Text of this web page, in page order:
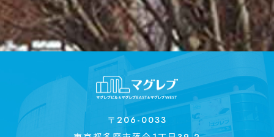
〒206-0033